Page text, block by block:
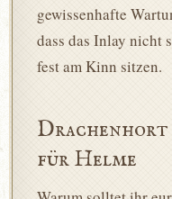
gewissenhafte
dass das Inlay nicht
fest am Kinn sitzen.
Drachenhort
für Helme